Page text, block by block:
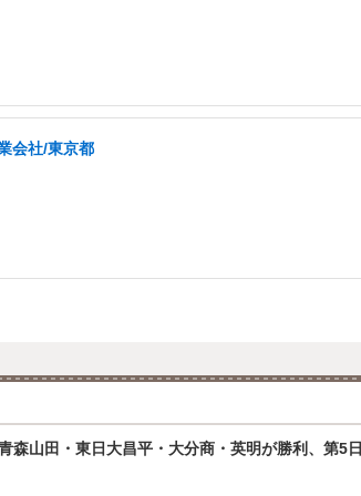
会社/東京都
森山田・東日大昌平・大分商・英明が勝利、第5